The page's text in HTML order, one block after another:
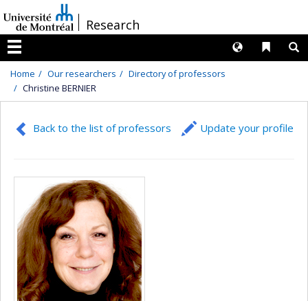
au
contenu
/Research
Menu
Liens
Langues
Home Our researchers
Directory of professors
Christine BERNIER
Back to the list of professors Update your profile